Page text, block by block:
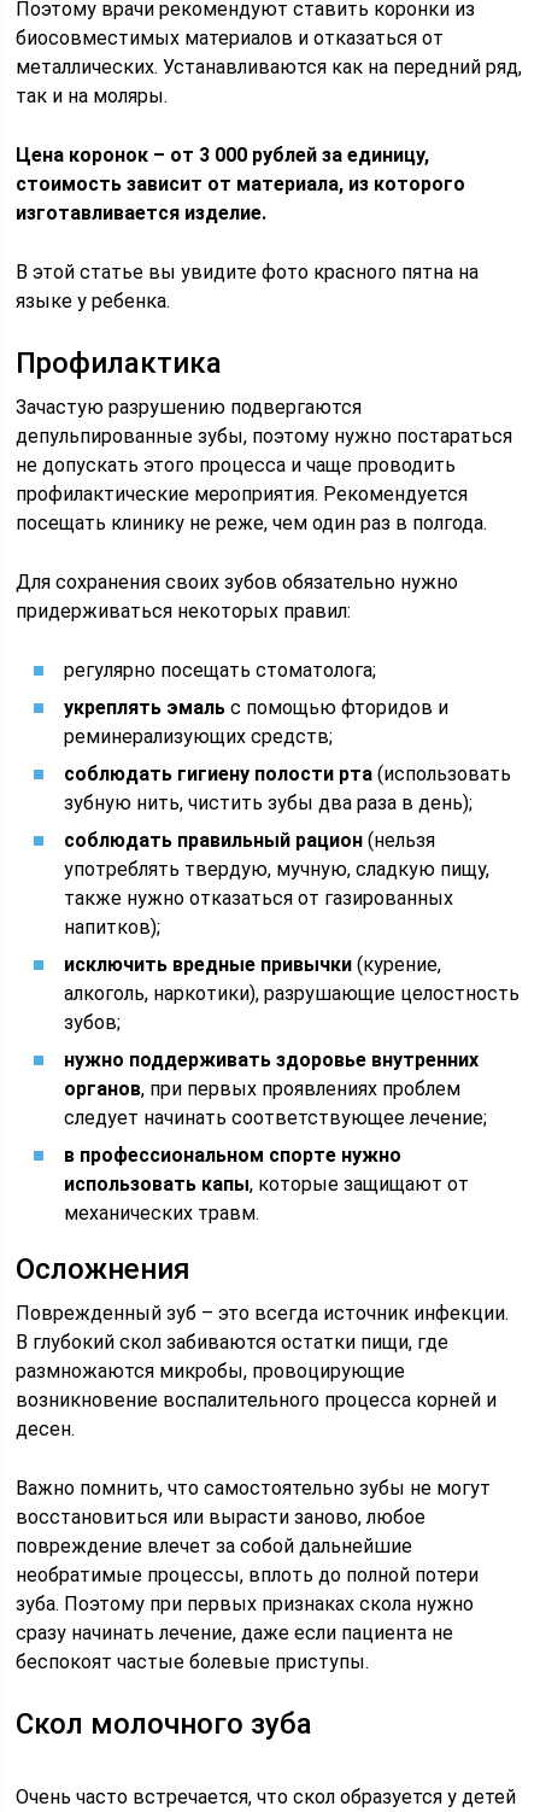
Поэтому врачи рекомендуют ставить коронки из
биосовместимых материалов и отказаться от
металлических. Устанавливаются как на передний ряд,
так и на моляры.
Цена коронок – от 3 000 рублей за единицу,
стоимость зависит от материала, из которого
изготавливается изделие.
В этой статье вы увидите фото красного пятна на
языке у ребенка.
Профилактика
Зачастую разрушению подвергаются
депульпированные зубы, поэтому нужно постараться
не допускать этого процесса и чаще проводить
профилактические мероприятия. Рекомендуется
посещать клинику не реже, чем один раз в полгода.
Для сохранения своих зубов обязательно нужно
придерживаться некоторых правил:
регулярно посещать стоматолога;
укреплять эмаль с помощью фторидов и
реминерализующих средств;
соблюдать гигиену полости рта (использовать
зубную нить, чистить зубы два раза в день);
соблюдать правильный рацион (нельзя
употреблять твердую, мучную, сладкую пищу,
также нужно отказаться от газированных
напитков);
исключить вредные привычки (курение,
алкоголь, наркотики), разрушающие целостность
зубов;
нужно поддерживать здоровье внутренних
органов, при первых проявлениях проблем
следует начинать соответствующее лечение;
в профессиональном спорте нужно
использовать капы, которые защищают от
механических травм.
Осложнения
Поврежденный зуб – это всегда источник инфекции.
В глубокий скол забиваются остатки пищи, где
размножаются микробы, провоцирующие
возникновение воспалительного процесса корней и
десен.
Важно помнить, что самостоятельно зубы не могут
восстановиться или вырасти заново, любое
повреждение влечет за собой дальнейшие
необратимые процессы, вплоть до полной потери
зуба. Поэтому при первых признаках скола нужно
сразу начинать лечение, даже если пациента не
беспокоят частые болевые приступы.
Скол молочного зуба
Очень часто встречается, что скол образуется у детей